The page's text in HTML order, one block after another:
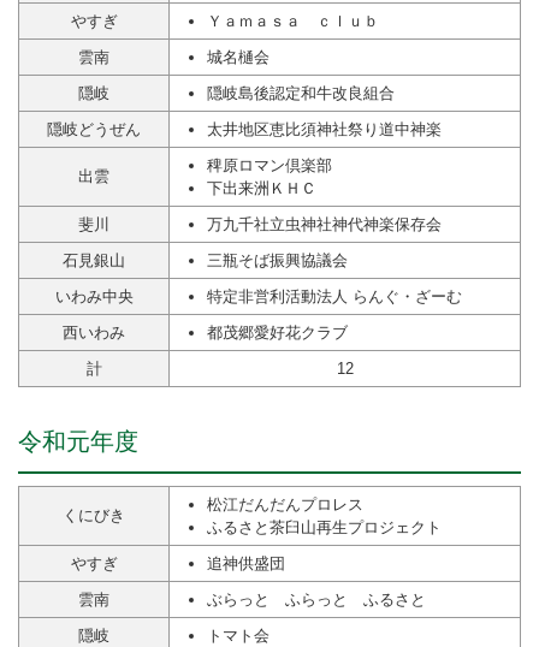
やすぎ
Ｙａｍａｓａ ｃｌｕｂ
雲南
城名樋会
隠岐
隠岐島後認定和牛改良組合
隠岐どうぜん
太井地区恵比須神社祭り道中神楽
出雲
稗原ロマン倶楽部
下出来洲ＫＨＣ
斐川
万九千社立虫神社神代神楽保存会
石見銀山
三瓶そば振興協議会
いわみ中央
特定非営利活動法人 らんぐ・ざーむ
西いわみ
都茂郷愛好花クラブ
計
12
令和元年度
くにびき
松江だんだんプロレス
ふるさと茶臼山再生プロジェクト
やすぎ
追神供盛団
雲南
ぶらっと ふらっと ふるさと
隠岐
トマト会